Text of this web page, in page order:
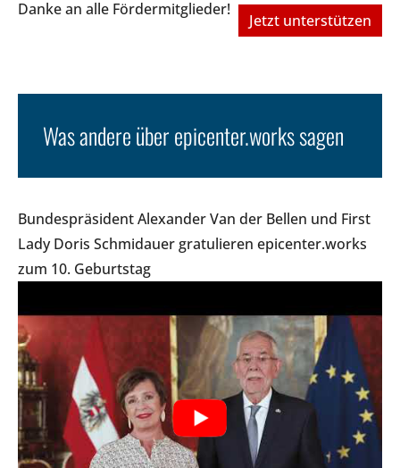
Danke an alle Fördermitglieder!
Jetzt unterstützen
Was andere über epicenter.works sagen
Bundespräsident Alexander Van der Bellen und First
Lady Doris Schmidauer gratulieren epicenter.works
zum 10. Geburtstag